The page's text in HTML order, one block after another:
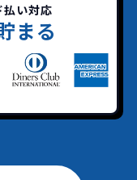
い対応
まる